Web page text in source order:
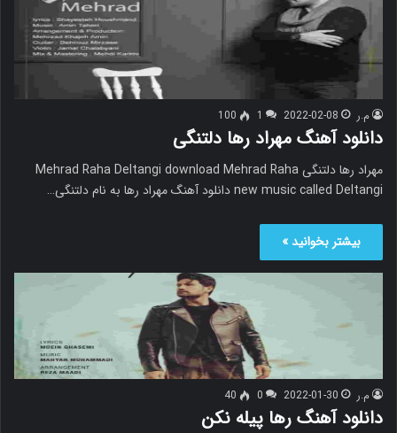
م.ر 2022-02-08
1
100
دانلود آهنگ مهراد رها دلتنگی
مهراد رها دلتنگی Mehrad Raha Deltangi download Mehrad Raha
new music called Deltangi دانلود آهنگ مهراد رها به نام دلتنگی…
بیشتر بخوانید »
م.ر 2022-01-30
0
40
دانلود آهنگ رها پیله نکن